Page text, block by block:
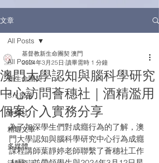
文章
All Posts
新生命團契
S.Y.部落
薈穗社
精選文章
多媒體
All Posts
澳門大學認知與腦科學研究
中心訪問薈穗社｜酒精濫用
個案介入實務分享
基督教新生命團契 澳門
2024年3月25日 讀畢需時 1 分鐘
為了加深學生們對成癮行為的了解，澳
門大學認知與腦科學研究中心行為成癮
課程講師葉靜婷老師聯繫了薈穗社工作